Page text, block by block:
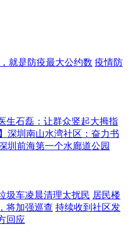
就是防疫最大公约数 疫情防
生石磊：让群众竖起大拇指
深圳南山水湾社区：奋力书
圳前海第一个水廊道公园
圾车凌晨清理太扰民 居民楼
将加强巡查 持续收到社区发
回应